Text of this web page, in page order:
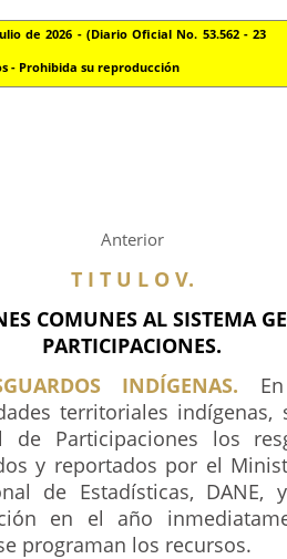
de 2026 - (Diario Oficial No. 53.562 - 23
- Prohibida su reproducción
Anterior
T I T U L O V.
COMUNES AL SISTEMA
PARTICIPACIONES.
INDÍGENAS.
territoriales indígenas,
de Participaciones los
y reportados por el
de Estadísticas, DANE,
en el año
programan los recursos.